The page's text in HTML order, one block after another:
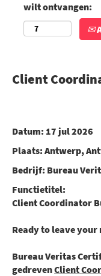
wilt ontvangen:
Client
Datum: 17 jul 2026
Plaats: Antwerp,
Bedrijf: Bureau
Functietitel:
Client Coordinator
Ready to leave your
Bureau Veritas
gedrevenClient